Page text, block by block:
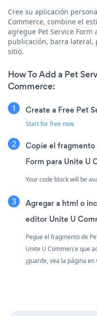
Cree su aplicación
Commerce, combine el
agregue Pet Service Form
publicación, barra lateral,
sitio.
How To Add a Pet
Commerce:
Create a Free Pet
Start for free now
Copie el fragmento
Form para Unite U
Your code block will be
Agregar a html o
editor Unite U
Pegue el fragmento de
Unite U Commerce que
¡guarde, vea la página